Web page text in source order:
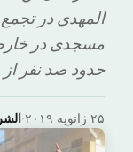
المهدی در
مسجدی در
حدود صد نفر
· ۲۵ ژانویه ۲۰۱۹